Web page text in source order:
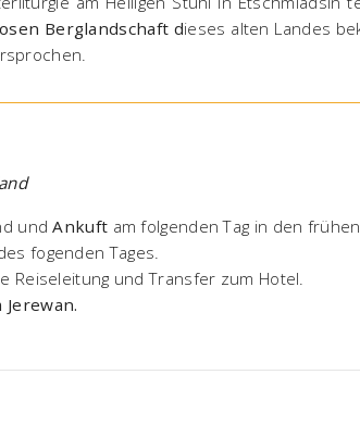
Berglandschaft dieses alten Landes
undAnkuft am folgenden Tag in den frühen
fogenden Tages.
Reiseleitung und Transfer zum Hotel.